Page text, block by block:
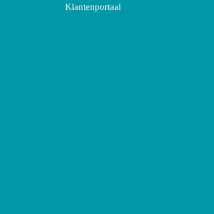
Klantenportaal